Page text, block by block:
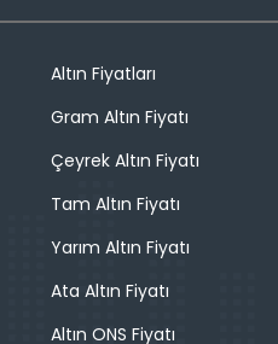
Altın Fiyatları
Gram Altın Fiyatı
Çeyrek Altın Fiyatı
Tam Altın Fiyatı
Yarım Altın Fiyatı
Ata Altın Fiyatı
Altın ONS Fiyatı